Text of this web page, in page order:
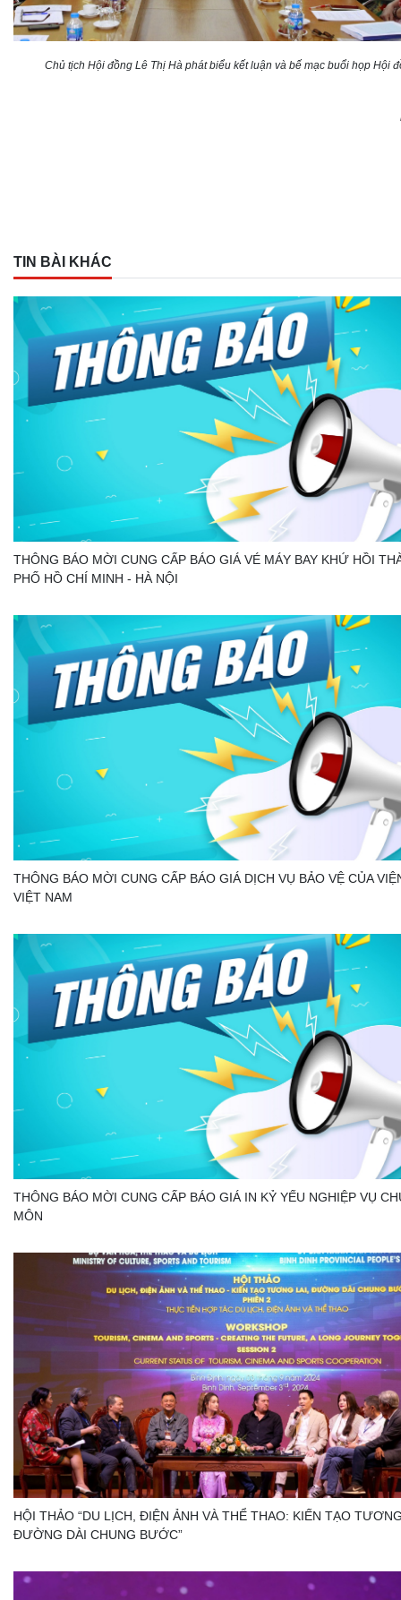
Chủ tịch Hội đồng Lê Thị Hà phát biểu kết luận và bế mạc buổi họp Hội
TIN BÀI KHÁC
THÔNG BÁO MỜI CUNG CẤP BÁO GIÁ VÉ MÁY BAY KHỨ HỒI
PHỐ HỒ CHÍ MINH - HÀ NỘI
THÔNG BÁO MỜI CUNG CẤP BÁO GIÁ DỊCH VỤ BẢO VỆ CỦA
VIỆT NAM
THÔNG BÁO MỜI CUNG CẤP BÁO GIÁ IN KỶ YẾU NGHIỆP VỤ
MÔN
HỘI THẢO “DU LỊCH, ĐIỆN ẢNH VÀ THỂ THAO: KIẾN TẠO
ĐƯỜNG DÀI CHUNG BƯỚC”